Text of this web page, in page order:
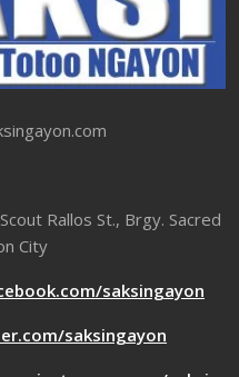
Rallos St., Brgy. Sacred
City
saksingayon
saksingayon